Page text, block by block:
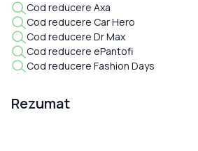
Cod reducere Axa
Cod reducere Car Hero
Cod reducere Dr Max
Cod reducere ePantofi
Cod reducere Fashion Days
Rezumat